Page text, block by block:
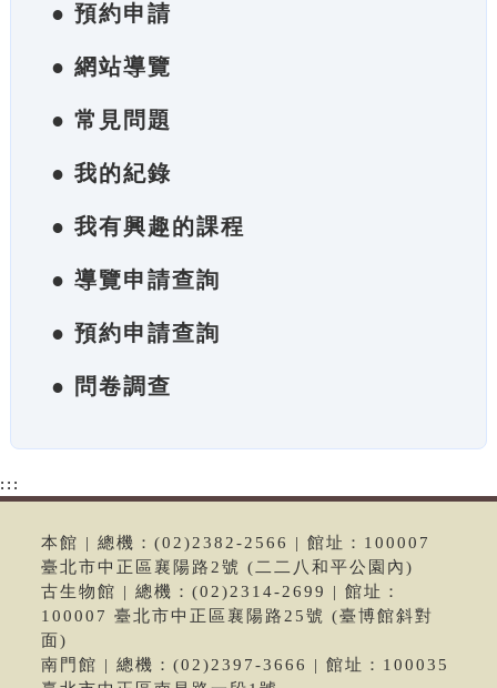
● 預約申請
● 網站導覽
● 常見問題
● 我的紀錄
● 我有興趣的課程
● 導覽申請查詢
● 預約申請查詢
● 問卷調查
:::
本館 | 總機：(02)2382-2566 | 館址：100007
臺北市中正區襄陽路2號 (二二八和平公園內)
古生物館 | 總機：(02)2314-2699 | 館址：
100007 臺北市中正區襄陽路25號 (臺博館斜對
面)
南門館 | 總機：(02)2397-3666 | 館址：100035